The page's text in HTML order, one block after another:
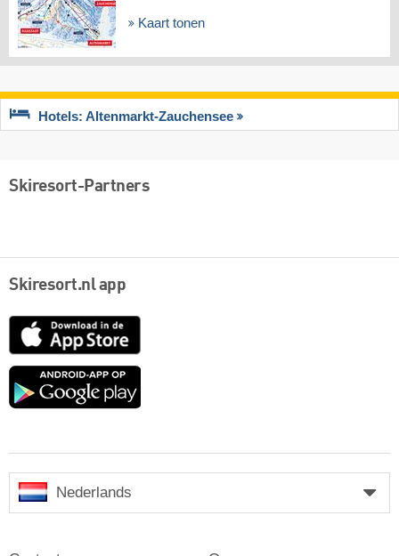
Kaart tonen
Hotels: Altenmarkt-Zauchensee
Skiresort-Partners
Skiresort.nl app
App
Google
Nederlands